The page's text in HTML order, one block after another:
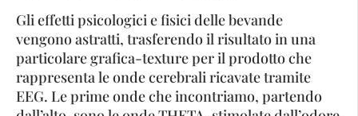
Gli effetti psicologici e fisici delle bevande
vengono astratti, trasferendo il risultato in una
particolare grafica-texture per il prodotto che
rappresenta le onde cerebrali ricavate tramite
EEG. Le prime onde che incontriamo, partendo